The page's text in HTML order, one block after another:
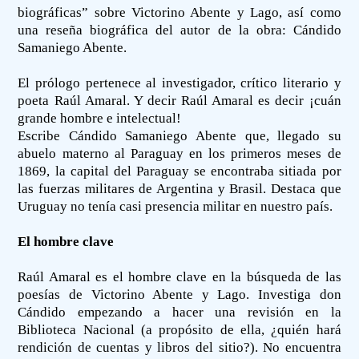
biográficas” sobre Victorino Abente y Lago, así como
una reseña biográfica del autor de la obra: Cándido
Samaniego Abente.
El prólogo pertenece al investigador, crítico literario y
poeta Raúl Amaral. Y decir Raúl Amaral es decir ¡cuán
grande hombre e intelectual!
Escribe Cándido Samaniego Abente que, llegado su
abuelo materno al Paraguay en los primeros meses de
1869, la capital del Paraguay se encontraba sitiada por
las fuerzas militares de Argentina y Brasil. Destaca que
Uruguay no tenía casi presencia militar en nuestro país.
El hombre clave
Raúl Amaral es el hombre clave en la búsqueda de las
poesías de Victorino Abente y Lago. Investiga don
Cándido empezando a hacer una revisión en la
Biblioteca Nacional (a propósito de ella, ¿quién hará
rendición de cuentas y libros del sitio?). No encuentra